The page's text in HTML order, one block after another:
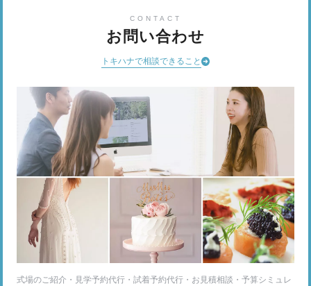
CONTACT
お問い合わせ
トキハナで相談できること
式場のご紹介・見学予約代行・試着予約代行・お見積相談・予算シミュレ